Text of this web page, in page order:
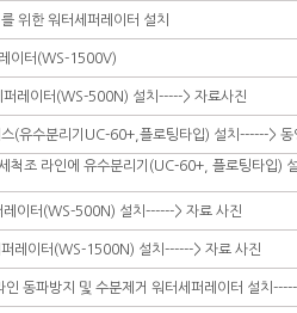
위한 워터세퍼레이터 설치
이터(WS-1500V)
퍼레이터(WS-500N) 설치-----> 자료사진
(유수분리기UC-60+,플로팅타입) 설치------> 동
척조 라인에 유수분리기(UC-60+, 플로팅타입)
레이터(WS-500N) 설치------> 자료 사진
레이터(WS-1500N) 설치------> 자료 사진
인 동파방지 및 수분제거 워터세퍼레이터 설치